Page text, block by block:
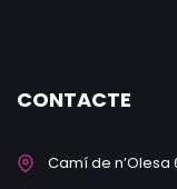
CONTACTE
Camí de